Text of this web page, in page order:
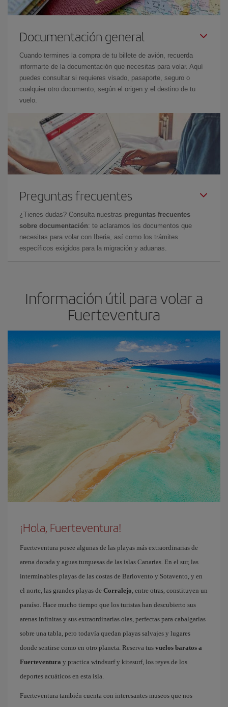
Documentación general
Cuando termines la compra de tu billete de avión, recuerda
informarte de la documentación que necesitas para volar. Aquí
puedes consultar si requieres visado, pasaporte, seguro o
cualquier otro documento, según el origen y el destino de tu
vuelo.
Preguntas frecuentes
¿Tienes dudas? Consulta nuestras preguntas frecuentes
sobre documentación: te aclaramos los documentos que
necesitas para volar con Iberia, así como los trámites
específicos exigidos para la migración y aduanas.
Información útil para volar a
Fuerteventura
¡Hola, Fuerteventura!
Fuerteventura posee algunas de las playas más extraordinarias de
arena dorada y aguas turquesas de las islas Canarias. En el sur, las
interminables playas de las costas de Barlovento y Sotavento, y en
el norte, las grandes playas de Corralejo, entre otras, constituyen un
paraíso. Hace mucho tiempo que los turistas han descubierto sus
arenas infinitas y sus extraordinarias olas, perfectas para cabalgarlas
sobre una tabla, pero todavía quedan playas salvajes y lugares
donde sentirse como en otro planeta. Reserva tus vuelos baratos a
Fuerteventura y practica windsurf y kitesurf, los reyes de los
deportes acuáticos en esta isla.
Fuerteventura también cuenta con interesantes museos que nos